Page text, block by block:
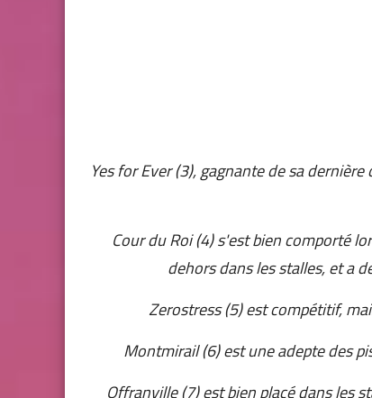
Yes for Ever (3), gagnante de sa
Cour du Roi (4) s'est bien comporté
dehors dans les stalles, et a
Zerostress (5) est compétitif,
Montmirail (6) est une adepte des